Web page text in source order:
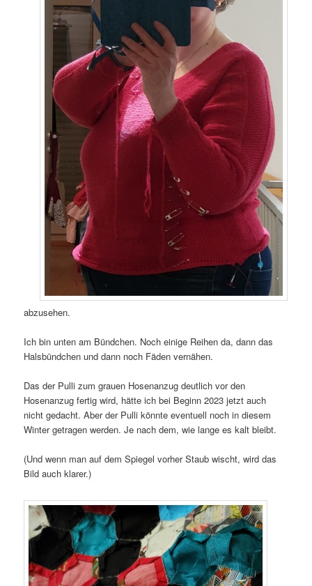
abzusehen.
Ich bin unten am Bündchen. Noch einige Reihen da, dann das
Halsbündchen und dann noch Fäden vernähen.
Das der Pulli zum grauen Hosenanzug deutlich vor den
Hosenanzug fertig wird, hätte ich bei Beginn 2023 jetzt auch
nicht gedacht. Aber der Pulli könnte eventuell noch in diesem
Winter getragen werden. Je nach dem, wie lange es kalt bleibt.
(Und wenn man auf dem Spiegel vorher Staub wischt, wird das
Bild auch klarer.)